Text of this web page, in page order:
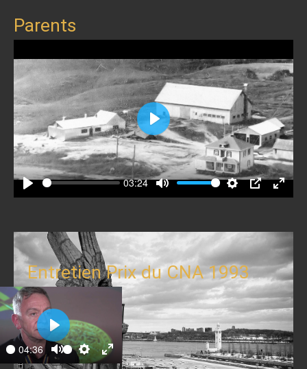
Parents
Play
03:24
Mute SettingsPIP
Enter
Play
Entretien Prix du CNA 1993
04:36
Mute SettingsEnter
Play